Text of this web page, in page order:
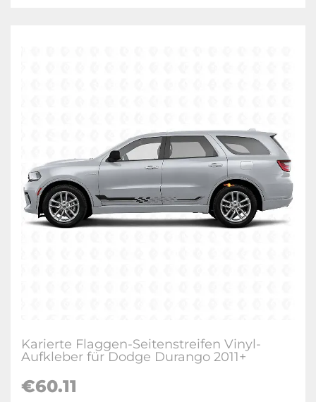
Karierte Flaggen-Seitenstreifen Vinyl-
Aufkleber für Dodge Durango 2011+
€60.11